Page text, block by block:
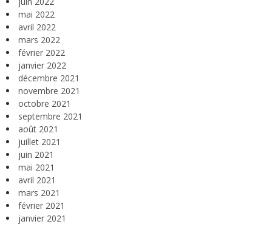
mai 2022
avril 2022
mars 2022
février 2022
janvier 2022
décembre 2021
novembre 2021
octobre 2021
septembre 2021
août 2021
juillet 2021
juin 2021
mai 2021
avril 2021
mars 2021
février 2021
janvier 2021